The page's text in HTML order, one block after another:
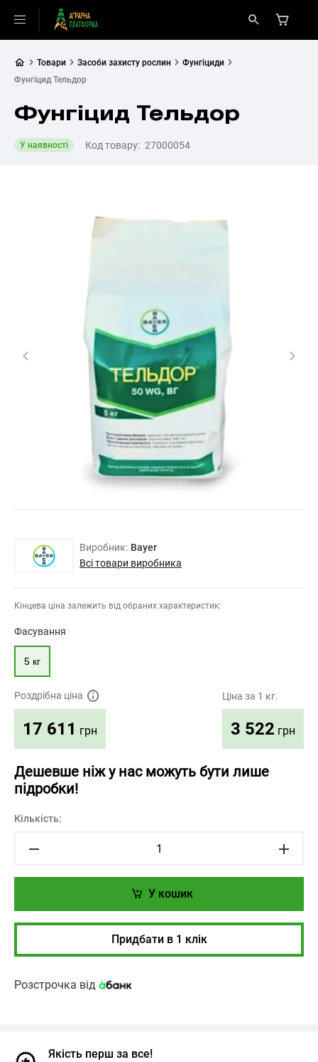
Товари Засоби захисту рослин
Фунгіциди
Фунгіцид Тельдор
Фунгіцид Тельдор
У наявності Код товару: 27000054
Виробник: Bayer
Всі товари виробника
Кінцева ціна залежить від обраних характеристик:
Фасування
5 кг
Роздрібна ціна
17 611 грн
Ціна за 1 кг.
3 522 грн
Дешевше ніж у нас можуть бути лише
підробки!
Кількість:
У кошик
Придбати в 1 клік
Розстрочка від
Якість перш за все!